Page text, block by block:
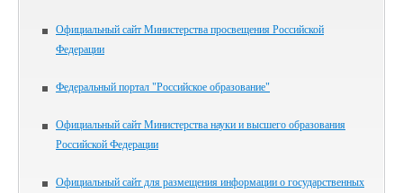
Официальный сайт Министерства просвещения Российской
Федерации
Федеральный портал "Российское образование"
Официальный сайт Министерства науки и высшего образования
Российской Федерации
Официальный сайт для размещения информации о государственных